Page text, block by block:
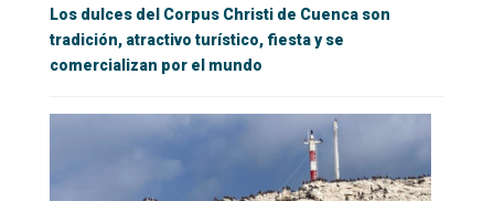
Los dulces del Corpus Christi de Cuenca son
tradición, atractivo turístico, fiesta y se
comercializan por el mundo